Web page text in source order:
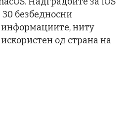
30 безбедносни
информациите, ниту
од страна на